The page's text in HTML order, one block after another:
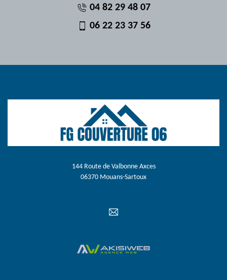
04 82 29 48 07
06 22 23 37 56
144 Route de Valbonne Axces
06370 Mouans-Sartoux